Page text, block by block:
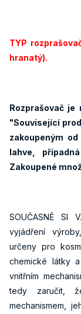
TYP
hranatý).
Rozprašovač
"Související
zakoupeným
lahve,
Zakoupené
SOUČASNĚ SI
vyjádření
určeny pro
chemické látky
vnitřním
tedy zaručit,
mechanismem,